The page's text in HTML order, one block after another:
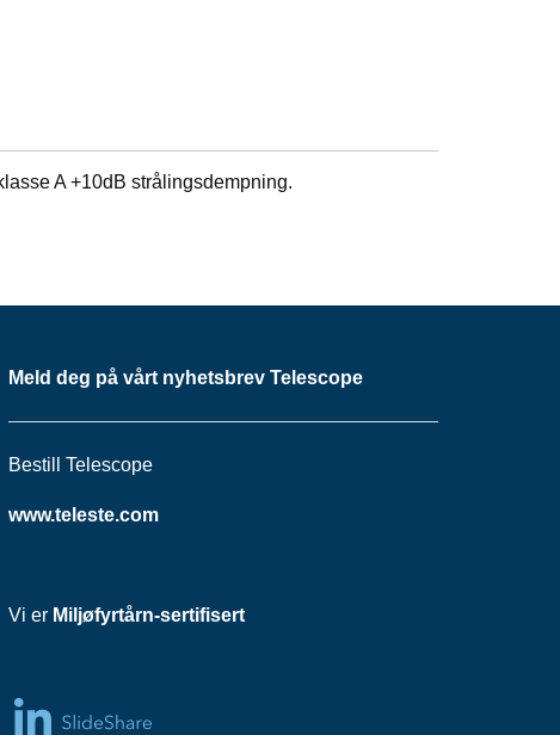
A +10dB strålingsdempning.
Meld deg på vårt nyhetsbrev Telescope
Bestill Telescope
www.teleste.com
Vi er Miljøfyrtårn-sertifisert